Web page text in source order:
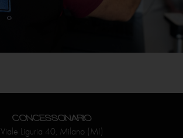
CONCESSONARIO
Viale Liguria 40, Milano (MI)